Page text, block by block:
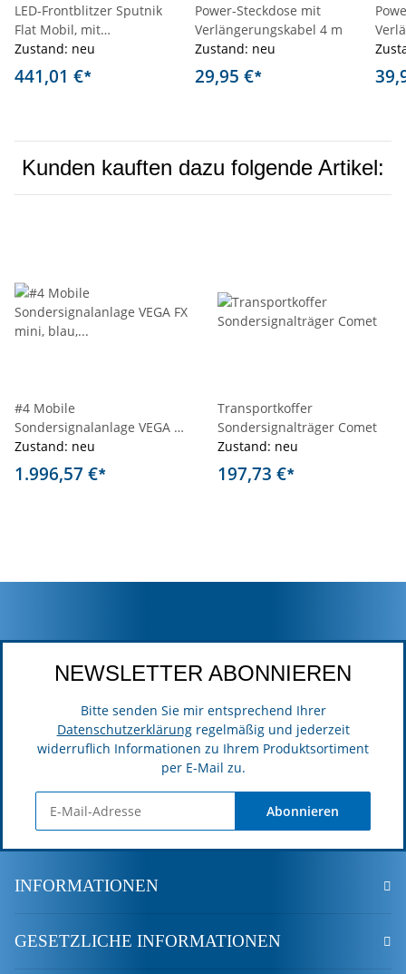
LED-Frontblitzer Sputnik
Flat Mobil, mit
Universalstecker für
Kofferanlagen
Zustand: neu
441,01 €*
Power-Steckdose mit
Verlängerungskabel 4 m
Zustand: neu
29,95 €*
und
Kunden kauften dazu folgende Artikel:
#4 Mobile
Sondersignalanlage VEGA FX
mini, blau, Magnetmontage
Zustand: neu
1.996,57 €*
Transportkoffer
Sondersignalträger Comet
Zustand: neu
197,73 €*
NEWSLETTER ABONNIEREN
Bitte senden Sie mir entsprechend Ihrer
Datenschutzerklärungregelmäßig und jederzeit
widerruflich Informationen zu Ihrem Produktsortiment
per E-Mail zu.
Abonnieren
INFORMATIONEN
GESETZLICHE INFORMATIONEN